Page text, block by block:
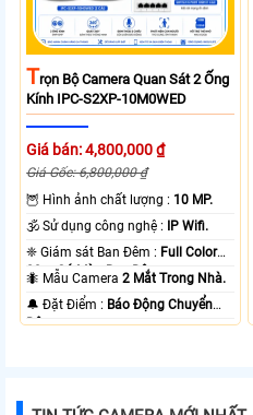
TRọn Bộ Camera Quan Sát 2 Ống
Kính IPC-S2XP-10M0WED
Giá bán: 4,800,000 ₫
Giá Gốc: 6,800,000 ₫
🦉 Hình ảnh chất lượng : 10 MP.
🕉️ Sử dụng công nghệ :
IP Wifi.
❈ Giám sát Ban Đêm : Full Color
20m Có Màu Ban Ðêm.
🐜 Mẫu Camera2 Mắt Trong Nhà.
️🔔 Đặt Điểm : Báo Động Chuyển
Động.